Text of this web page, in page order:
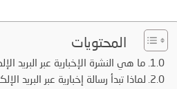
المحتويات
ما هي النشرة الإخبارية عبر البريد
لماذا تبدأ رسالة إخبارية عبر البريد